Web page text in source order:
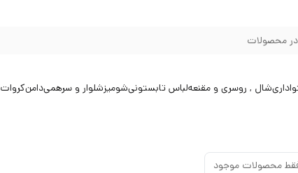
محصولات
اداریشال , روسری و مقنعهلباس تابستونیشومیزشلوار و سرهمیدامنکروات
محصولات موجود